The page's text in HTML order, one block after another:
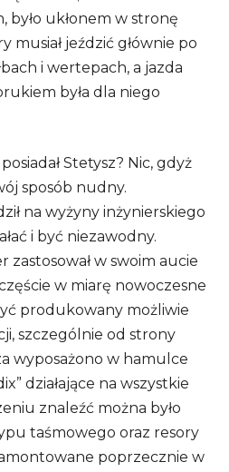
ukłonem w stronę
musiał jeździć głównie po
i wertepach, a jazda
była dla niego
Stetysz? Nic, gdyż
sposób nudny.
na wyżyny inżynierskiego
i być niezawodny.
zastosował w swoim aucie
w miarę nowoczesne
produkowany możliwie
szczególnie od strony
wyposażono w hamulce
działające na wszystkie
znaleźć można było
taśmowego oraz resory
poprzecznie w